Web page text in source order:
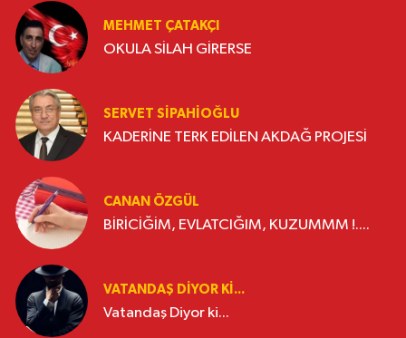
MEHMET ÇATAKÇI
OKULA SİLAH GİRERSE
SERVET SİPAHİOĞLU
KADERİNE TERK EDİLEN AKDAĞ PROJESİ
CANAN ÖZGÜL
BİRİCİĞİM, EVLATCIĞIM, KUZUMMM !....
VATANDAŞ DIYOR KI...
Vatandaş Diyor ki...